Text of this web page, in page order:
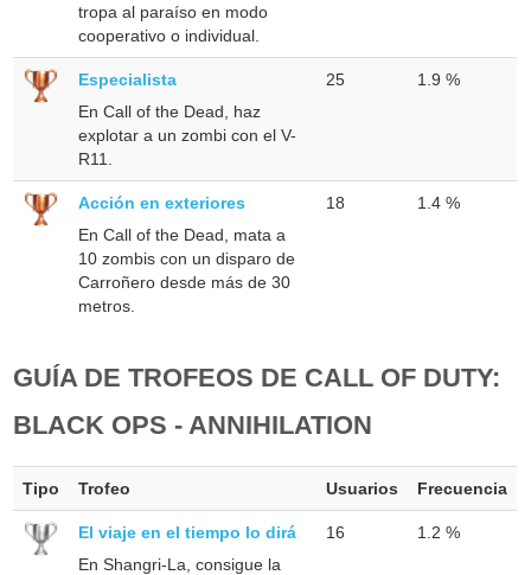
tropa al paraíso en modo
cooperativo o individual.
Especialista
En Call of the Dead, haz
explotar a un zombi con el V-
R11.
25 1.9 %
Acción en exteriores
En Call of the Dead, mata a
10 zombis con un disparo de
Carroñero desde más de 30
metros.
18 1.4 %
GUÍA DE TROFEOS DE CALL OF DUTY:
BLACK OPS - ANNIHILATION
Tipo Trofeo Usuarios Frecuencia
El viaje en el tiempo lo dirá
En Shangri-La, consigue la
16 1.2 %